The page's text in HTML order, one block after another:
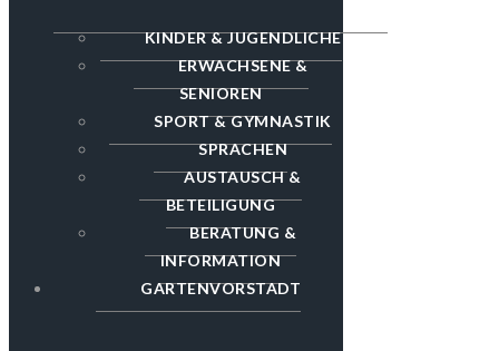
KINDER & JUGENDLICHE
ERWACHSENE &
SENIOREN
SPORT & GYMNASTIK
SPRACHEN
AUSTAUSCH &
BETEILIGUNG
BERATUNG &
INFORMATION
GARTENVORSTADT